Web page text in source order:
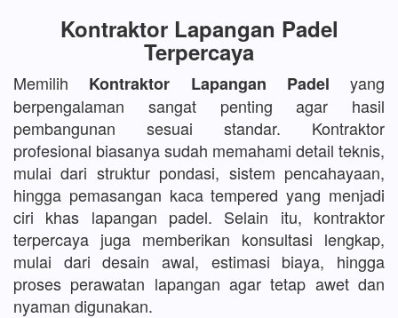
Kontraktor Lapangan Padel
Terpercaya
Memilih Kontraktor Lapangan Padel yang
berpengalaman sangat penting agar hasil
pembangunan sesuai standar. Kontraktor
profesional biasanya sudah memahami detail teknis,
mulai dari struktur pondasi, sistem pencahayaan,
hingga pemasangan kaca tempered yang menjadi
ciri khas lapangan padel. Selain itu, kontraktor
terpercaya juga memberikan konsultasi lengkap,
mulai dari desain awal, estimasi biaya, hingga
proses perawatan lapangan agar tetap awet dan
nyaman digunakan.